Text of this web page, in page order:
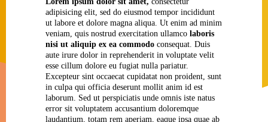
adipisicing elit, sed do eiusmod tempor incididunt
ut labore et dolore magna aliqua. Ut enim ad minim
veniam, quis nostrud exercitation ullamcolaboris
nisi ut aliquip ex ea commodo consequat. Duis
aute irure dolor in reprehenderit in voluptate velit
esse cillum dolore eu fugiat nulla pariatur.
Excepteur sint occaecat cupidatat non proident, sunt
in culpa qui officia deserunt mollit anim id est
laborum. Sed ut perspiciatis unde omnis iste natus
error sit voluptatem accusantium doloremque
laudantium, totam rem aperiam, eaque ipsa quae ab